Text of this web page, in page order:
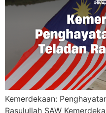
Kemerdekaan:
Rasulullah SAW